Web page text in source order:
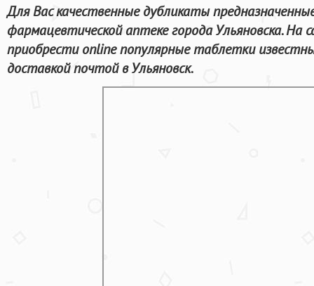
Для Вас качественные дубликаты
фармацевтической аптеке города Ульяновска.
приобрести online популярные таблетки
доставкой почтой в Ульяновск.